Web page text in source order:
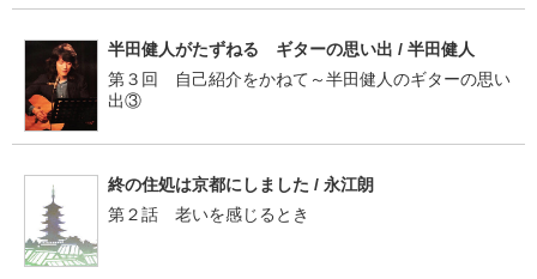
半田健人がたずねる ギターの思い出 / 半田健人
第３回 自己紹介をかねて～半田健人のギターの思い
出③
終の住処は京都にしました / 永江朗
第２話 老いを感じるとき